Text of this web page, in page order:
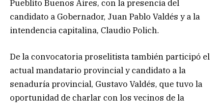
Pueblito Buenos Aires, con la presencia del
candidato a Gobernador, Juan Pablo Valdés y a la
intendencia capitalina, Claudio Polich.
De la convocatoria proselitista también participó el
actual mandatario provincial y candidato a la
senaduría provincial, Gustavo Valdés, que tuvo la
oportunidad de charlar con los vecinos de la